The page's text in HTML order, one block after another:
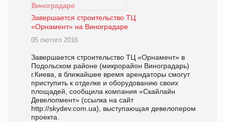
Завершается строительство ТЦ
«Орнамент» на Виноградаре
05 лютого 2016
Завершается строительство ТЦ «Орнамент» в
Подольском районе (микрорайон Виноградарь)
г.Киева, в ближайшее время арендаторы смогут
приступить к отделке и оборудованию своих
площадей, сообщила компания «Скайлайн
Девелопмент» (ссылка на сайт
http://skydev.com.ua), выступающая девелопером
проекта.